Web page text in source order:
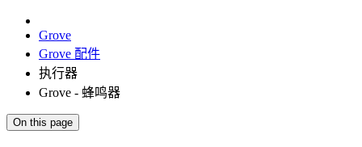
Grove
Grove 配件
执行器
Grove - 蜂鸣器
On this page